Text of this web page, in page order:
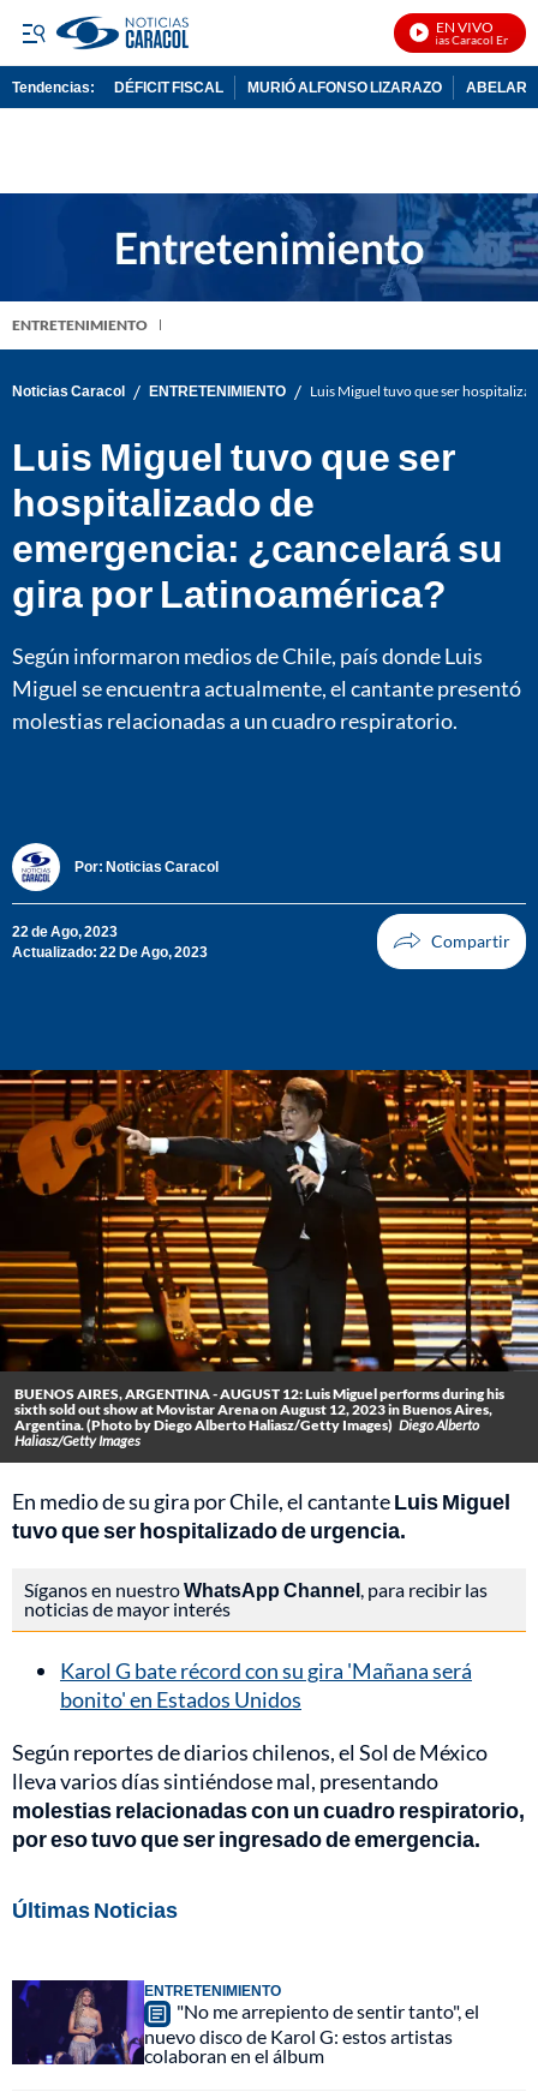
EN VIVO
Noticias Caracol En Vivo
Tendencias: DÉFICIT FISCAL MURIÓ ALFONSO LIZARAZO
ENTRETENIMIENTO
Noticias Caracol / ENTRETENIMIENTO / Luis Miguel tuvo que ser
Luis Miguel tuvo que ser
hospitalizado de
emergencia: ¿cancelará su
gira por Latinoamérica?
Según informaron medios de Chile, país donde Luis
Miguel se encuentra actualmente, el cantante presentó
molestias relacionadas a un cuadro respiratorio.
Por: Noticias Caracol
22 de Ago, 2023
Actualizado: 22 De Ago, 2023
BUENOS AIRES, ARGENTINA - AUGUST 12: Luis Miguel performs during his
sixth sold out show at Movistar Arena on August 12, 2023 in Buenos Aires,
Argentina. (Photo by Diego Alberto Haliasz/Getty Images) Diego Alberto
Haliasz/Getty Images
En medio de su gira por Chile, el cantanteLuis Miguel
tuvo que ser hospitalizado de urgencia.
Síganos en nuestroWhatsApp Channel, para recibir las
noticias de mayor interés
Karol G bate récord con su gira 'Mañana será
bonito' en Estados Unidos
Según reportes de diarios chilenos, el Sol de México
lleva varios días sintiéndose mal, presentando
molestias relacionadas con un cuadro respiratorio,
por eso tuvo que ser ingresado de emergencia.
Últimas Noticias
ENTRETENIMIENTO
"No me arrepiento de sentir tanto", el
nuevo disco de Karol G: estos artistas
colaboran en el álbum